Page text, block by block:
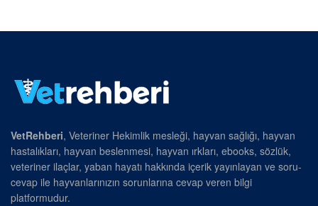
VetRehberi, Veteriner Hekimlik mesleği, hayvan sağlığı, hayvan
hastalıkları, hayvan beslenmesi, hayvan ırkları, ebooks, sözlük,
veteriner ilaçlar, yaban hayatı hakkında içerik yayınlayan ve soru-
cevap ile hayvanlarınızın sorunlarına cevap veren bilgi
platformudur.